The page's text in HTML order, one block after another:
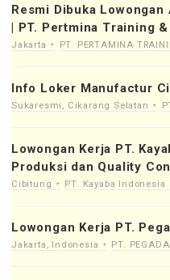
Resmi Dibuka
| PT. Pertmina Training
Jakarta PT. PERTAMINA
Info Loker Manufactur
Sukaresmi, Cikarang Selatan
Lowongan Kerja PT.
Produksi dan Quality
Cibitung PT. Kayaba Indonesia
Lowongan Kerja PT.
Jakarta, Indonesia PT.